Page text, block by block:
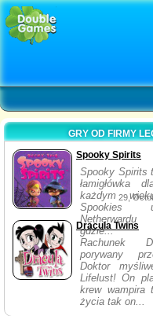
GRY OD FIRMY
Spooky Spirits
Spooky Spirits
łamigłówka
każdym
Spookies
gdzie...
29,
Dracula Twins
Rachunek
porywany
Doktor
Lifelust! On
krew wampira
życia tak on...